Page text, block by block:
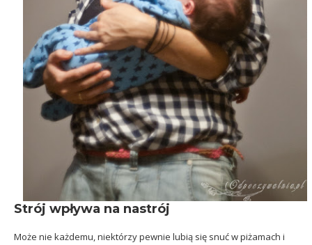
Strój wpływa na nastrój
Może nie każdemu, niektórzy pewnie lubią się snuć w piżamach i